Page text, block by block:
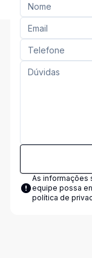
As informações
equipe possa
política de